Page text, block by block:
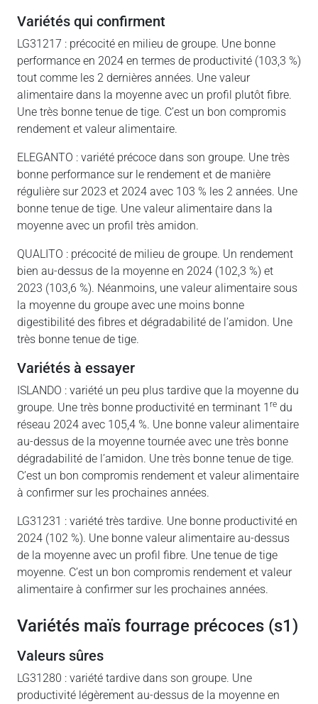
variétés qui confirment
LG31217 : précocité en milieu de groupe. Une bonne
performance en 2024 en termes de productivité (103,3 %)
tout comme les 2 dernières années. Une valeur
alimentaire dans la moyenne avec un profil plutôt fibre.
Une très bonne tenue de tige. C’est un bon compromis
rendement et valeur alimentaire.
ELEGANTO : variété précoce dans son groupe. Une très
bonne performance sur le rendement et de manière
régulière sur 2023 et 2024 avec 103 % les 2 années. Une
bonne tenue de tige. Une valeur alimentaire dans la
moyenne avec un profil très amidon.
QUALITO : précocité de milieu de groupe. Un rendement
bien au-dessus de la moyenne en 2024 (102,3 %) et
2023 (103,6 %). Néanmoins, une valeur alimentaire sous
la moyenne du groupe avec une moins bonne
digestibilité des fibres et dégradabilité de l’amidon. Une
très bonne tenue de tige.
variétés à essayer
ISLANDO : variété un peu plus tardive que la moyenne du
groupe. Une très bonne productivité en terminant 1 re du
réseau 2024 avec 105,4 %. Une bonne valeur alimentaire
au-dessus de la moyenne tournée avec une très bonne
dégradabilité de l’amidon. Une très bonne tenue de tige.
C’est un bon compromis rendement et valeur alimentaire
à confirmer sur les prochaines années.
LG31231 : variété très tardive. Une bonne productivité en
2024 (102 %). Une bonne valeur alimentaire au-dessus
de la moyenne avec un profil fibre. Une tenue de tige
moyenne. C’est un bon compromis rendement et valeur
alimentaire à confirmer sur les prochaines années.
variétés maïs fourrage précoces (s1)
valeurs sûres
LG31280 : variété tardive dans son groupe. Une
productivité légèrement au-dessus de la moyenne en